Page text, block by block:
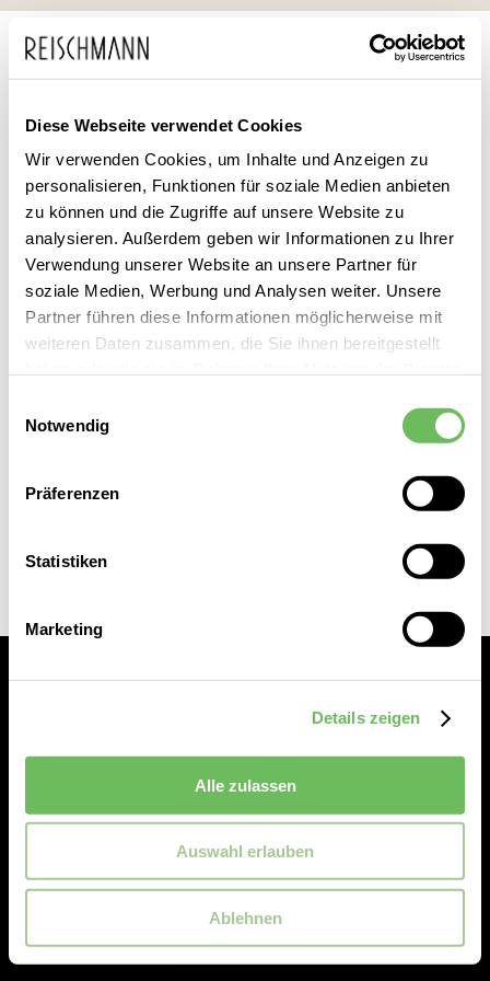
Diese Webseite verwendet Cookies
Wir verwenden Cookies, um Inhalte und Anzeigen zu
personalisieren, Funktionen für soziale Medien anbieten
zu können und die Zugriffe auf unsere Website zu
analysieren. Außerdem geben wir Informationen zu Ihrer
Verwendung unserer Website an unsere Partner für
soziale Medien, Werbung und Analysen weiter. Unsere
Partner führen diese Informationen möglicherweise mit
weiteren Daten zusammen, die Sie ihnen bereitgestellt
Notwendig
Präferenzen
Statistiken
Marketing
Details zeigen
Alle zulassen
Auswahl erlauben
Ablehnen
Zum
Inhalt
springen
Suche
Weste Pink Damen
Leider können wir keine passenden Produkte zu ihrer Auswahl
finden.
Damen Westen Pink entdecken Sie bei Reischmann vor Ort –
mit persönlicher Beratung, direktem Service und der
gewohnten Reischmann Qualität.
Rechtliches